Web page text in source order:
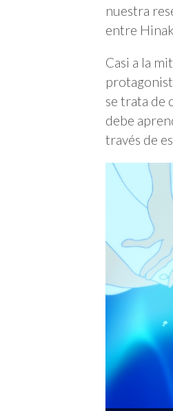
nuestra
entre
Casi a la
se trata de
debe
través de